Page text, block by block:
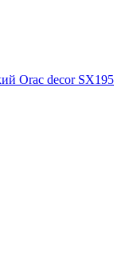
Orac decor SX195